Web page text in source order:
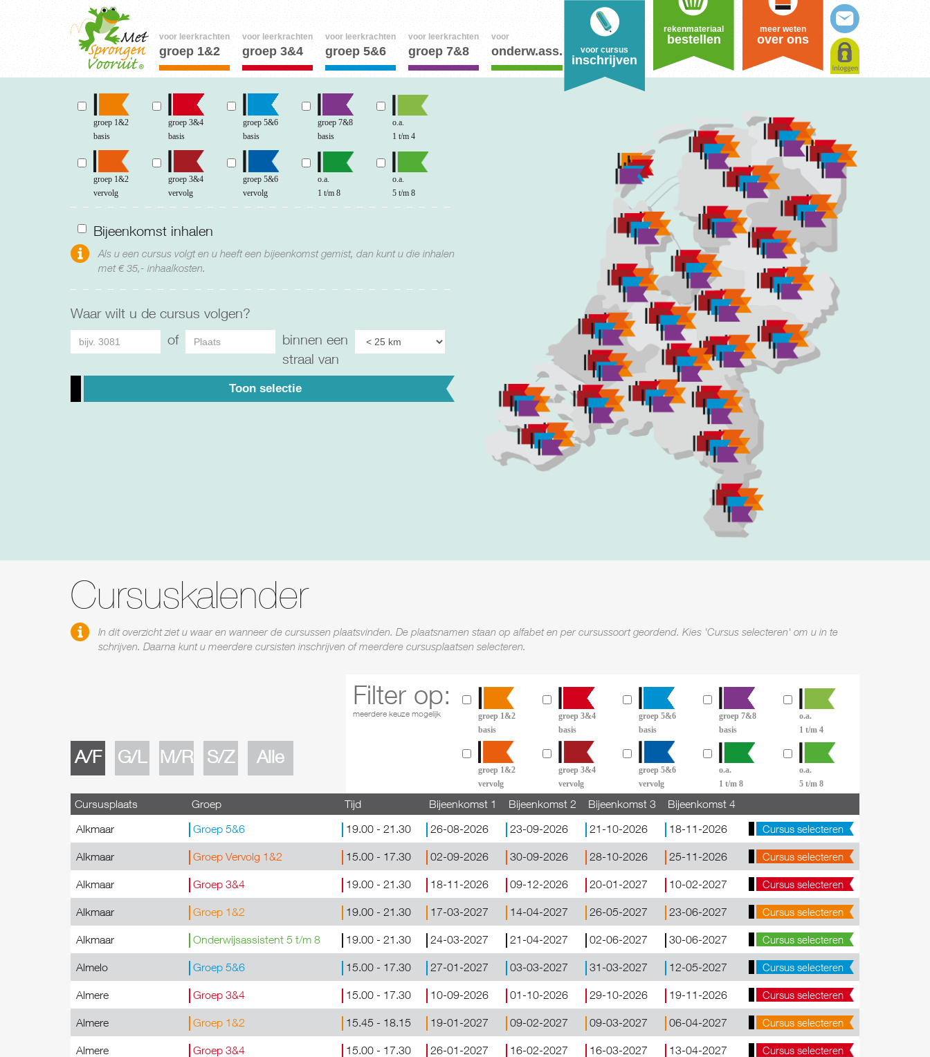
voor leerkrachten
groep 1&2
voor leerkrachten
groep 3&4
voor leerkrachten
groep 5&6
voor leerkrachten
groep 7&8
voor
onderw.ass. voor cursus
inschrijven
rekenmateriaal
bestellen
meer weten
over ons
groep 1&2
basis
groep 3&4
basis
groep 5&6
basis
groep 7&8
basis
o.a.
1 t/m 4
groep 1&2
vervolg
groep 3&4
vervolg
groep 5&6
vervolg
o.a.
1 t/m 8
o.a.
5 t/m 8
Bijeenkomst inhalen
Als u een cursus volgt en u heeft een bijeenkomst gemist, dan kunt u die inhalen
met € 35,- inhaalkosten.
Waar wilt u de cursus volgen?
of
binnen een
straal van
Toon selectie
Cursuskalender
In dit overzicht ziet u waar en wanneer de cursussen plaatsvinden. De plaatsnamen staan op alfabet en per cursussoort geordend. Kies 'Cursus selecteren' om u in te
schrijven. Daarna kunt u meerdere cursisten inschrijven of meerdere cursusplaatsen selecteren.
A/F G/L M/R S/Z Alle
Filter op:
meerdere keuze mogelijk
groep 1&2
basis
groep 3&4
basis
groep 5&6
basis
groep 7&8
basis
o.a.
1 t/m 4
groep 1&2
vervolg
groep 3&4
vervolg
groep 5&6
vervolg
o.a.
1 t/m 8
o.a.
5 t/m 8
Cursusplaats Groep Tijd Bijeenkomst 1 Bijeenkomst 2 Bijeenkomst 3
Bijeenkomst 4
Alkmaar
Groep 5&6 19.00 - 21.30 26-08-2026 23-09-2026 21-10-2026 18-11-2026 Cursus selecteren
Alkmaar Groep Vervolg 1&2 15.00 - 17.30 02-09-2026 30-09-2026 28-10-2026 25-11-2026 Cursus selecteren
Alkmaar Groep 3&4 19.00 - 21.30 18-11-2026 09-12-2026 20-01-2027 10-02-2027 Cursus selecteren
Alkmaar Groep 1&2 19.00 - 21.30 17-03-2027 14-04-2027 26-05-2027 23-06-2027 Cursus selecteren
Alkmaar Onderwijsassistent 5 t/m 8 19.00 - 21.30 24-03-2027 21-04-2027 02-06-2027 30-06-2027 Cursus selecteren
Almelo Groep 5&6 15.00 - 17.30 27-01-2027 03-03-2027 31-03-2027 12-05-2027 Cursus selecteren
Almere Groep 3&4 15.00 - 17.30 10-09-2026 01-10-2026 29-10-2026 19-11-2026 Cursus selecteren
Almere Groep 1&2 15.45 - 18.15 19-01-2027 09-02-2027 09-03-2027 06-04-2027 Cursus selecteren
Almere Groep 3&4 15.00 - 17.30 26-01-2027 16-02-2027 16-03-2027 13-04-2027 Cursus selecteren